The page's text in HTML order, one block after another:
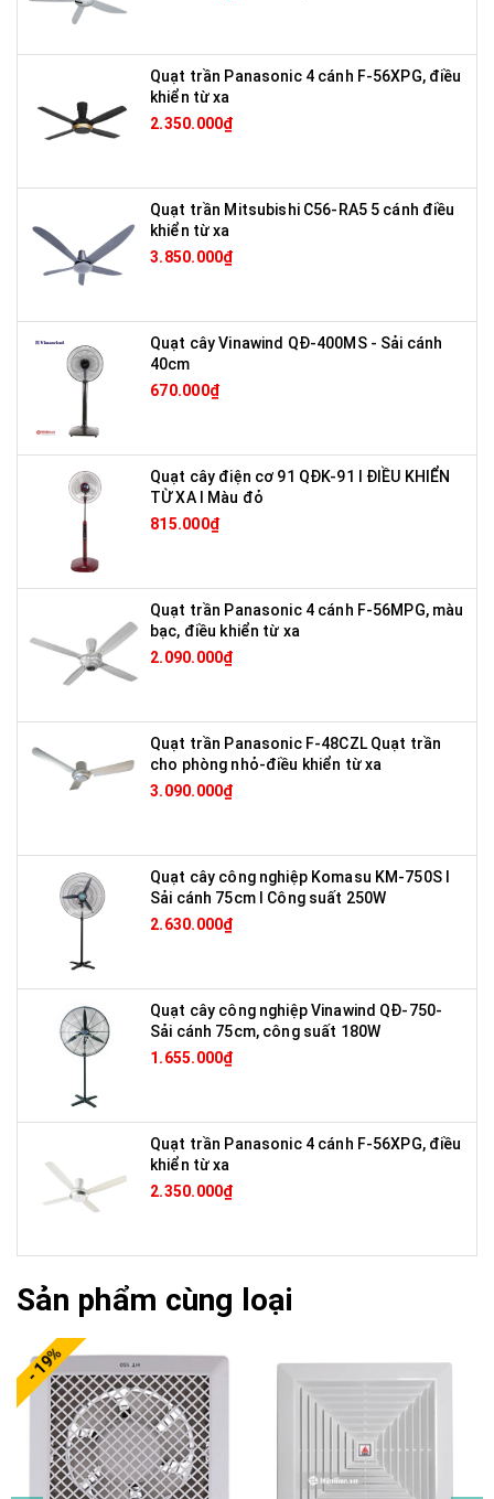
Quạt trần Panasonic 4 cánh F-56XPG, điều
khiển từ xa
2.350.000₫
Quạt trần Mitsubishi C56-RA5 5 cánh điều
khiển từ xa
3.850.000₫
Quạt cây Vinawind QĐ-400MS - Sải cánh
40cm
670.000₫
Quạt cây điện cơ 91 QĐK-91 I ĐIỀU KHIỂN
TỪ XA I Màu đỏ
815.000₫
Quạt trần Panasonic 4 cánh F-56MPG, màu
bạc, điều khiển từ xa
2.090.000₫
Quạt trần Panasonic F-48CZL Quạt trần
cho phòng nhỏ-điều khiển từ xa
3.090.000₫
Quạt cây công nghiệp Komasu KM-750S I
Sải cánh 75cm I Công suất 250W
2.630.000₫
Quạt cây công nghiệp Vinawind QĐ-750-
Sải cánh 75cm, công suất 180W
1.655.000₫
Quạt trần Panasonic 4 cánh F-56XPG, điều
khiển từ xa
2.350.000₫
Sản phẩm cùng loại
- 19%